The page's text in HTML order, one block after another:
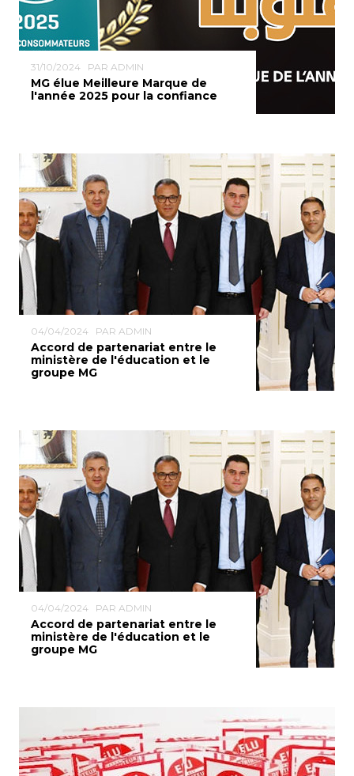
31/10/2024 PAR ADMIN
MG élue Meilleure Marque de
l'année 2025 pour la confiance
04/04/2024 PAR ADMIN
Accord de partenariat entre le
ministère de l'éducation et le
groupe MG
04/04/2024 PAR ADMIN
Accord de partenariat entre le
ministère de l'éducation et le
groupe MG